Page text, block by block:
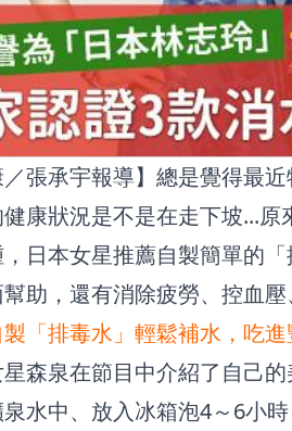
／張承宇報導】總是覺得最
康狀況是不是在走下坡...
日本女星推薦自製簡單的
助，還有消除疲勞、控血壓
「排毒水」輕鬆補水，吃
森泉在節目中介紹了自己
水中、放入冰箱泡4～6小